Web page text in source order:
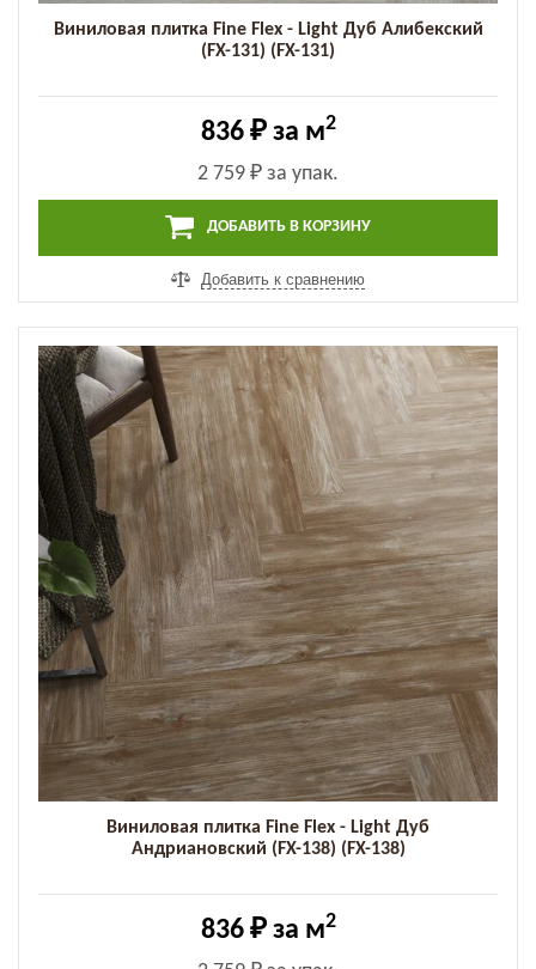
Виниловая плитка Fine Flex - Light Дуб Алибекский
(FX-131) (FX-131)
836 ₽за м2
2 759 ₽ за упак.
ДОБАВИТЬ В КОРЗИНУ
Добавить к сравнению
Виниловая плитка Fine Flex - Light Дуб
Андриановский (FX-138) (FX-138)
836 ₽за м2